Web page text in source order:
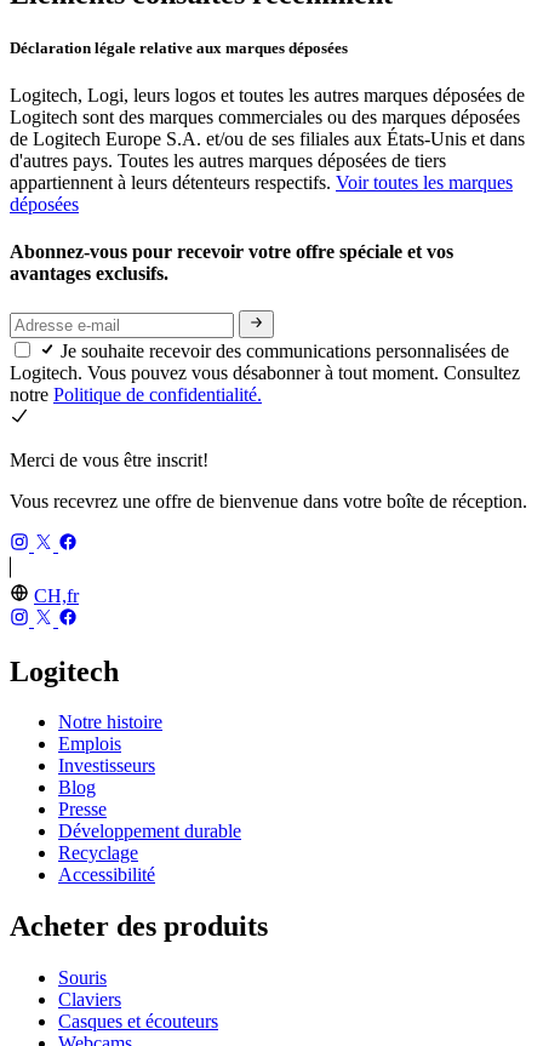
Déclaration légale relative aux marques déposées
Logitech, Logi, leurs logos et toutes les autres marques déposées de
Logitech sont des marques commerciales ou des marques déposées
de Logitech Europe S.A. et/ou de ses filiales aux États-Unis et dans
d'autres pays. Toutes les autres marques déposées de tiers
appartiennent à leurs détenteurs respectifs. Voir toutes les marques
déposées
Abonnez-vous pour recevoir votre offre spéciale et vos
avantages exclusifs.
Je souhaite recevoir des communications personnalisées de
Logitech. Vous pouvez vous désabonner à tout moment. Consultez
notre Politique de confidentialité.
Merci de vous être inscrit!
Vous recevrez une offre de bienvenue dans votre boîte de réception.
CH,fr
Logitech
Notre histoire
Emplois
Investisseurs
Blog
Presse
Développement durable
Recyclage
Accessibilité
Acheter des produits
Souris
Claviers
Casques et écouteurs